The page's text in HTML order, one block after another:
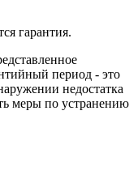
гарантия.
период - это
недостатка
меры по устранению